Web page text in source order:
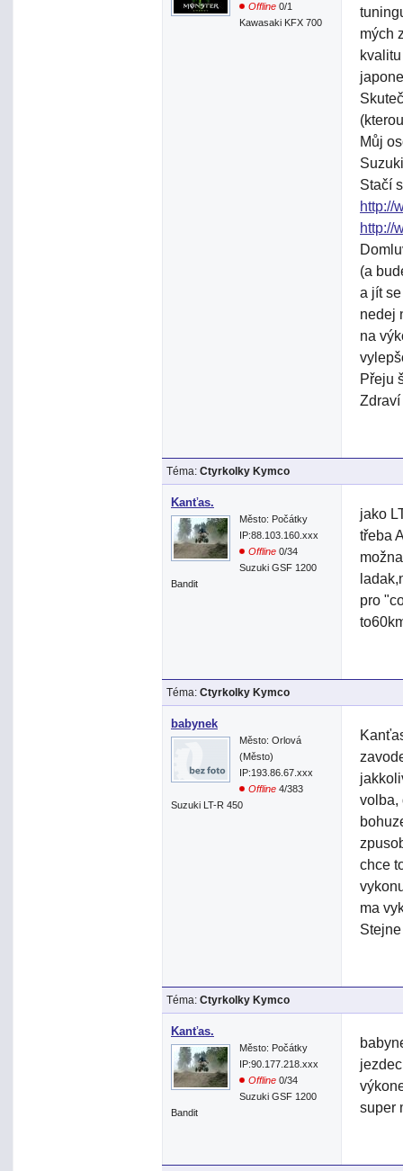
Offline 0/1
Kawasaki KFX 700
mých
Můj
Stačí
http://
http://
(a
a jít
nedej
na
Přeju
Téma: Ctyrkolky Kymco
Kanťas.
Město: Počátky
IP:88.103.160.xxx
Offline 0/34
Suzuki GSF 1200
Bandit
jako
třeba
pro
Téma: Ctyrkolky Kymco
babynek
Město: Orlová
(Město)
IP:193.86.67.xxx
Offline 4/383
Suzuki LT-R 450
volba,
chce
ma
Téma: Ctyrkolky Kymco
Kanťas.
Město: Počátky
IP:90.177.218.xxx
Offline 0/34
Suzuki GSF 1200
Bandit
super